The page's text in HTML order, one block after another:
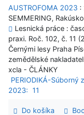
AUSTROFOMA 2023 :
SEMMERING, Rakúsko
Lesnická práce :
praxi. Roč. 102, č. 11
Černými lesy Praha
zemědělské
xcla - ČLÁNKY
PERIODIKÁ-Súborný
2023:
11
Do košíka